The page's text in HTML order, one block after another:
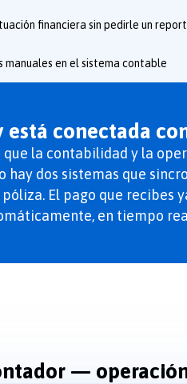
financiera sin pedirle un
manuales en el sistema contable
conectada
la contabilidad y la
dos sistemas que
El pago que recibes
en tiempo
—